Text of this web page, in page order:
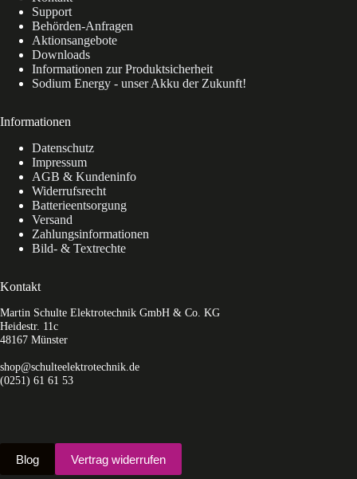
Support
Behörden-Anfragen
Aktionsangebote
Downloads
Informationen zur Produktsicherheit
Sodium Energy - unser Akku der Zukunft!
Informationen
Datenschutz
Impressum
AGB & Kundeninfo
Widerrufsrecht
Batterieentsorgung
Versand
Zahlungsinformationen
Bild- & Textrechte
Kontakt
Martin Schulte Elektrotechnik GmbH & Co. KG
Heidestr. 11c
48167 Münster
shop@schulteelektrotechnik.de
(0251) 61 61 53
Blog Vertrag widerrufen